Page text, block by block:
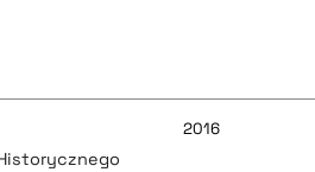
2016